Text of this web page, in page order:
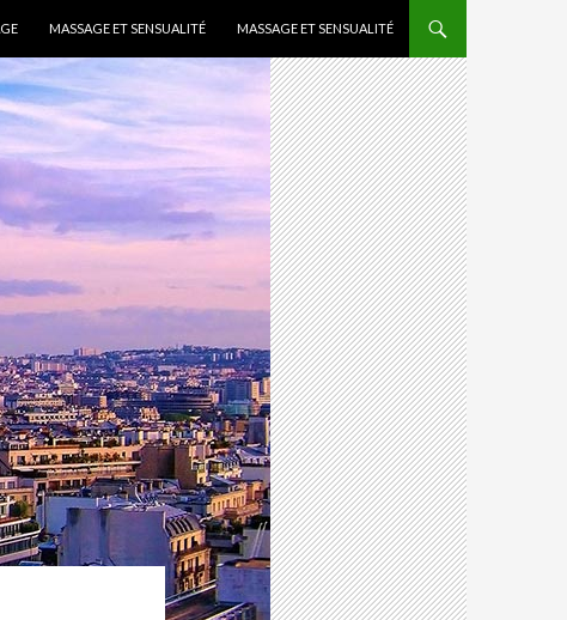
MASSAGE ET SENSUALITÉ MASSAGE ET SENSUALITÉ